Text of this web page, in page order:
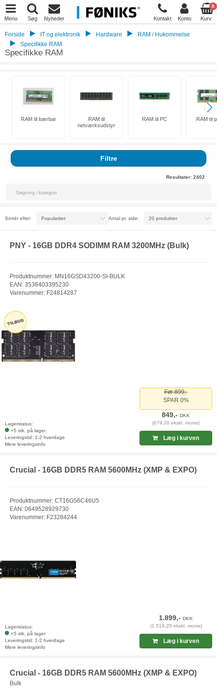
Menu Søg Nyheder Kontakt Konto
0
Kurv
Forside IT og elektronik Hardware
RAM / Hukommelse
Specifikke RAM
Specifikke RAM
RAM til bærbar
RAM til
netværksudstyr
RAM til PC RAM til
Filtre
Resultater: 2402
Sortér efter: Antal pr. side:
PNY - 16GB DDR4 SODIMM RAM 3200MHz (Bulk)
Produktnummer: MN16GSD43200-SI-BULK
EAN: 3536403395230
Varenummer: F24814287
Lagerstatus:
+5 stk. på lager
Leveringstid: 1-2 hverdage
Mere leveringsinfo
Før 899,-
SPAR 0%
849,-DKK
(679,20 ekskl. moms)
Læg i kurven
Crucial - 16GB DDR5 RAM 5600MHz (XMP & EXPO)
Produktnummer: CT16G56C46U5
EAN: 0649528929730
Varenummer: F23284244
Lagerstatus:
+5 stk. på lager
Leveringstid: 1-2 hverdage
Mere leveringsinfo
1.899,-DKK
(1.519,20 ekskl. moms)
Læg i kurven
Crucial - 16GB DDR5 RAM 5600MHz (XMP & EXPO)
Bulk